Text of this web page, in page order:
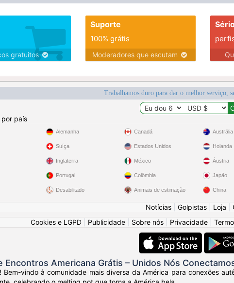
gratuitos
Suporte
100% grátis
Moderadores que escutam
Trabalhamos duro para dar o melhor serviço,
por país
Alemanha
Suíça
Inglaterra
Portugal
Desabilitado
Canadá
Estados Unidos
México
Colômbia
Animais de estimação
Austrália
Holanda
Áustria
Japão
China
Notícias Golpistas Loja
Cookies e LGPD
Publicidade Sobre nós Privacidade
Encontros Americana Grátis – Unidos Nós
Bem-vindo à comunidade mais diversa da América para conexões